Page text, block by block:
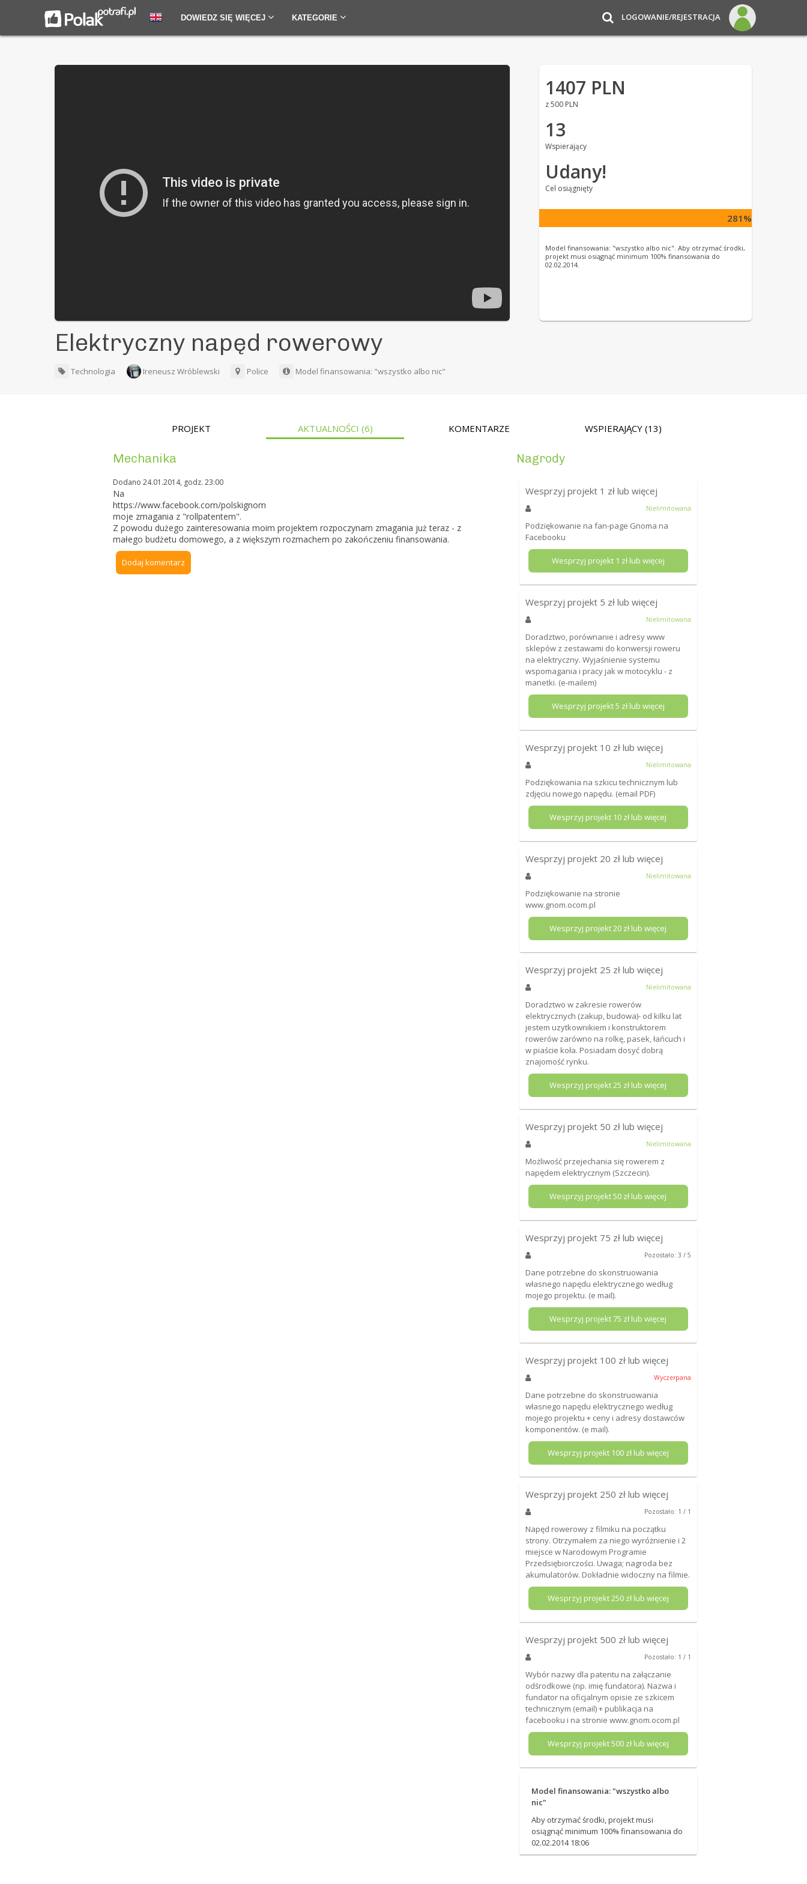
DOWIEDZ SIĘ WIĘCEJ KATEGORIE LOGOWANIE/REJESTRACJA
1407 PLN
z 500 PLN
13
Wspierający
Udany!
Cel osiągnięty
281%
Model finansowania: "wszystko albo nic". Aby otrzymać środki,
projekt musi osiągnąć minimum 100% finansowania do
02.02.2014.
Elektryczny napęd rowerowy
Technologia Ireneusz Wróblewski Police Model finansowania: "wszystko albo nic"
PROJEKT AKTUALNOŚCI (6) KOMENTARZE WSPIERAJĄCY(13)
Mechanika
Dodano 24.01.2014, godz. 23:00
Na
https://www.facebook.com/polskignom
moje zmagania z "rollpatentem".
Z powodu dużego zainteresowania moim projektem rozpoczynam zmagania już teraz - z
małego budżetu domowego, a z większym rozmachem po zakończeniu finansowania.
Dodaj komentarz
Nagrody
Wesprzyj projekt 1 zł lub więcej
Nielimitowana
Podziękowanie na fan-page Gnoma na
Facebooku
Wesprzyj projekt 1 zł lub więcej
Wesprzyj projekt 5 zł lub więcej
Nielimitowana
Doradztwo, porównanie i adresy www
sklepów z zestawami do konwersji roweru
na elektryczny. Wyjaśnienie systemu
wspomagania i pracy jak w motocyklu - z
manetki. (e-mailem)
Wesprzyj projekt5 zł lub więcej
Wesprzyj projekt 10 zł lub więcej
Nielimitowana
Podziękowania na szkicu technicznym lub
zdjęciu nowego napędu. (email PDF)
Wesprzyj projekt 10 zł lub więcej
Wesprzyj projekt 20 zł lub więcej
Nielimitowana
Podziękowanie na stronie
www.gnom.ocom.pl
Wesprzyj projekt20 zł lub więcej
Wesprzyj projekt 25 zł lub więcej
Nielimitowana
Doradztwo w zakresie rowerów
elektrycznych (zakup, budowa)- od kilku lat
jestem uzytkownikiem i konstruktorem
rowerów zarówno na rolkę, pasek, łańcuch i
w piaście koła. Posiadam dosyć dobrą
znajomość rynku.
Wesprzyj projekt25 zł lub więcej
Wesprzyj projekt 50 zł lub więcej
Nielimitowana
Możliwość przejechania się rowerem z
napędem elektrycznym (Szczecin).
Wesprzyj projekt50 zł lub więcej
Wesprzyj projekt 75 zł lub więcej
Pozostało: 3 / 5
Dane potrzebne do skonstruowania
własnego napędu elektrycznego według
mojego projektu. (e mail).
Wesprzyj projekt75 zł lub więcej
Wesprzyj projekt 100 zł lub więcej
Wyczerpana
Dane potrzebne do skonstruowania
własnego napędu elektrycznego według
mojego projektu + ceny i adresy dostawców
komponentów. (e mail).
Wesprzyj projekt 100zł lub więcej
Wesprzyj projekt 250 zł lub więcej
Pozostało: 1 / 1
Napęd rowerowy z filmiku na początku
strony. Otrzymałem za niego wyróżnienie i 2
miejsce w Narodowym Programie
Przedsiębiorczości. Uwaga; nagroda bez
akumulatorów. Dokładnie widoczny na filmie.
Wesprzyj projekt250zł lub więcej
Wesprzyj projekt 500 zł lub więcej
Pozostało: 1 / 1
Wybór nazwy dla patentu na załączanie
odśrodkowe (np. imię fundatora). Nazwa i
fundator na oficjalnym opisie ze szkicem
technicznym (email) + publikacja na
facebooku i na stronie www.gnom.ocom.pl
Wesprzyj projekt500zł lub więcej
Model finansowania: "wszystko albo
nic"
Aby otrzymać środki, projekt musi
osiągnąć minimum 100% finansowania do
02.02.2014 18:06